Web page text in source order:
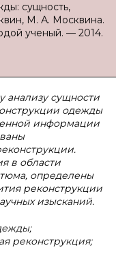
сущность,
М. А. Москвина.
ученый. — 2014.
анализу сущности
одежды
информации
в области
определены
реконструкции
изысканий.
реконструкция;